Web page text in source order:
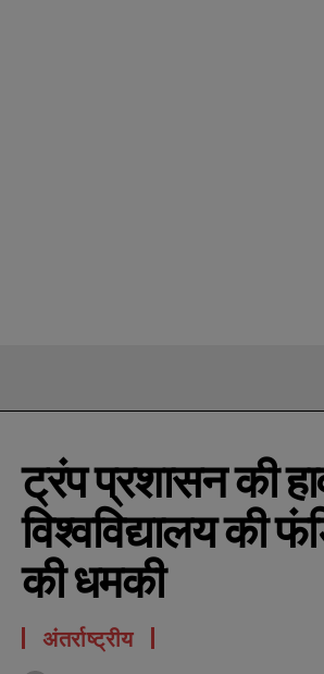
ट्रंप प्रशासन की
विश्वविद्यालय की
की धमकी
अंतर्राष्ट्रीय